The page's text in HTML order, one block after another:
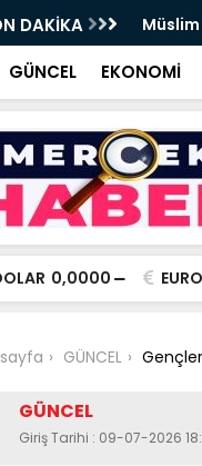
DAKİKA
verdik'
destek
GÜNCEL EKONOMİ
0,0000 EURO
GÜNCEL
GÜNCEL
Giriş Tarihi : 09-07-2026